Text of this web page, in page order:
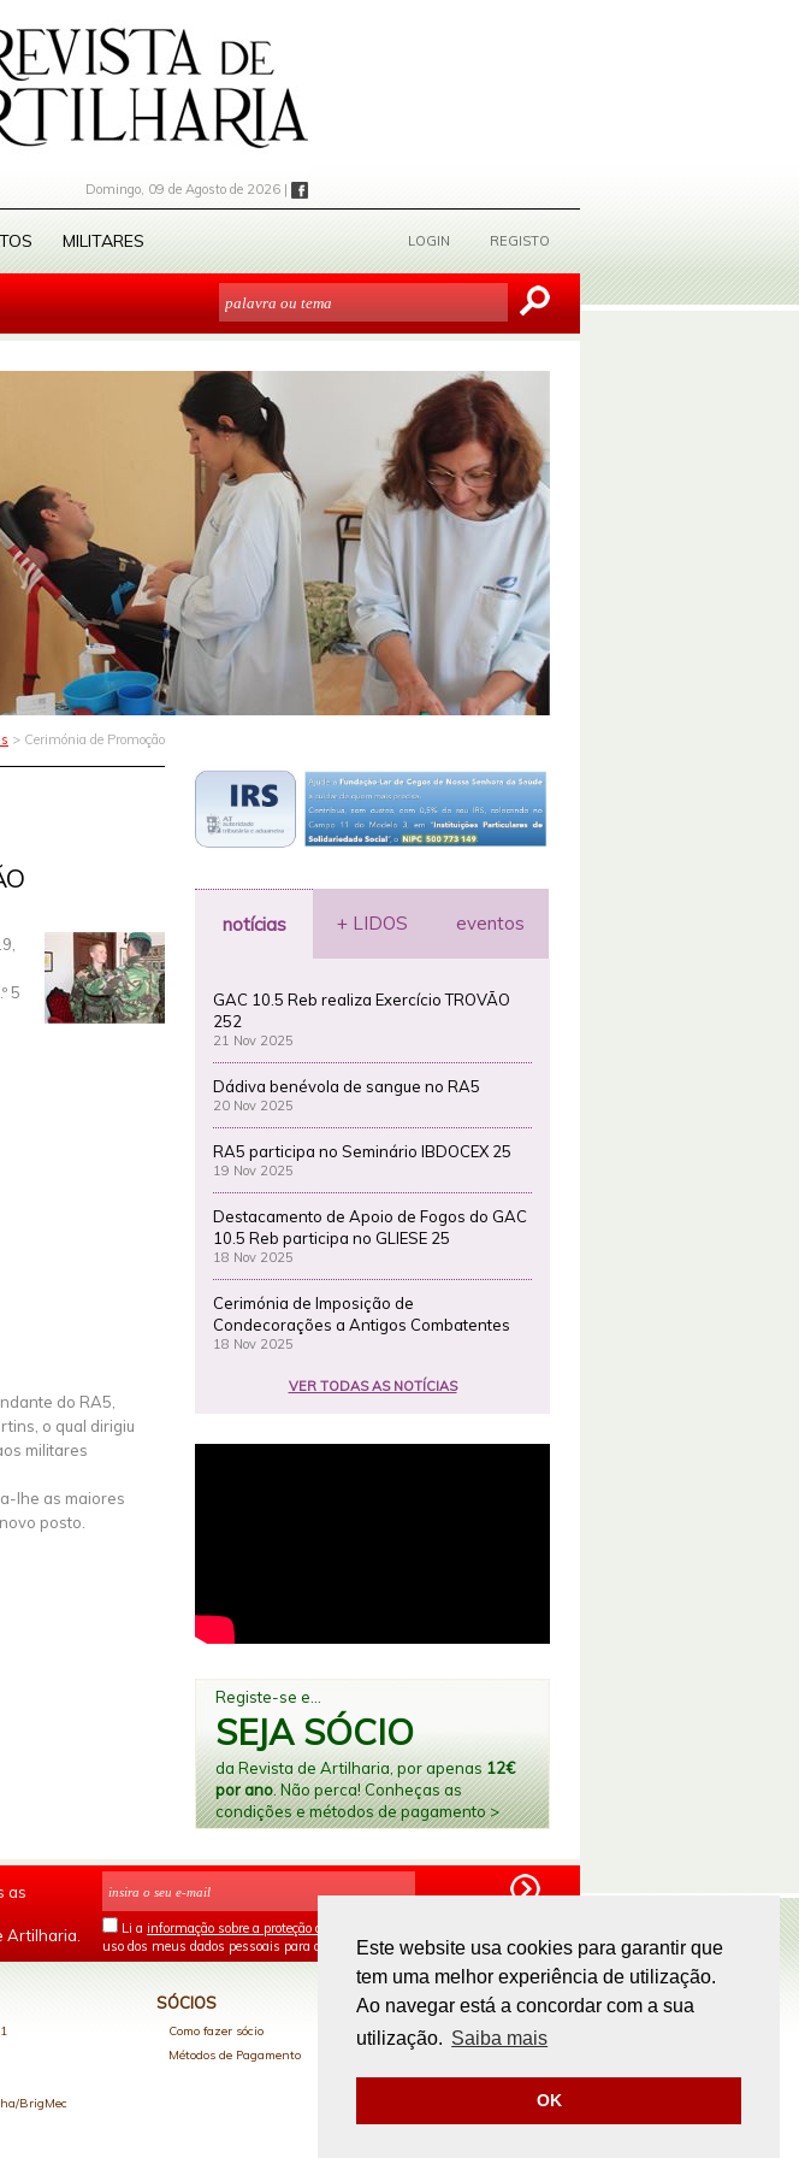
Este website usa cookies para garantir que
tem uma melhor experiência de utilização.
Ao navegar está a concordar com a sua
utilização. Saiba mais
OK
Domingo, 09 de Agosto de 2026 |
MILITARES LOGIN REGISTO
> Cerimónia de Promoção
5
do RA5,
o qual dirigiu
militares
lhe as maiores
posto.
notícias + LIDOS eventos
GAC 10.5 Reb realiza Exercício TROVÃO
252
21 Nov 2025
Dádiva benévola de sangue no RA5
20 Nov 2025
RA5 participa no Seminário IBDOCEX 25
19 Nov 2025
Destacamento de Apoio de Fogos do GAC
10.5 Reb participa no GLIESE 25
18 Nov 2025
Cerimónia de Imposição de
Condecorações a Antigos Combatentes
18 Nov 2025
VER TODAS AS NOTÍCIAS
Registe-se e...
SEJA SÓCIO
da Revista de Artilharia, por apenas 12€
por ano. Não perca! Conheças as
condições e métodos de pagamento >
as
Artilharia.
Li a informação sobre a proteção de dados
uso dos meus dados pessoais para os fins mencionados.
BrigMec
SÓCIOS
Como fazer sócio
Métodos de Pagamento
PAGAMENTOS ONLINE